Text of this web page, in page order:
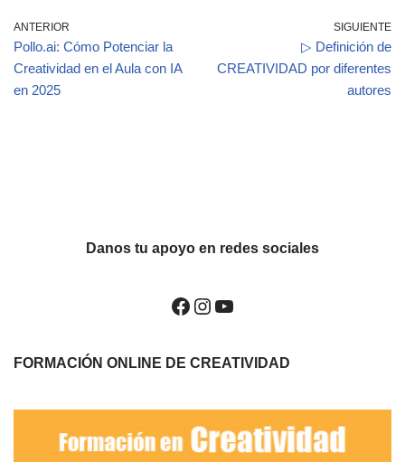
ANTERIOR
Pollo.ai: Cómo Potenciar la
Creatividad en el Aula con IA
en 2025
SIGUIENTE
▷ Definición de
CREATIVIDAD por diferentes
autores
Danos tu apoyo en redes sociales
FORMACIÓN ONLINE DE CREATIVIDAD